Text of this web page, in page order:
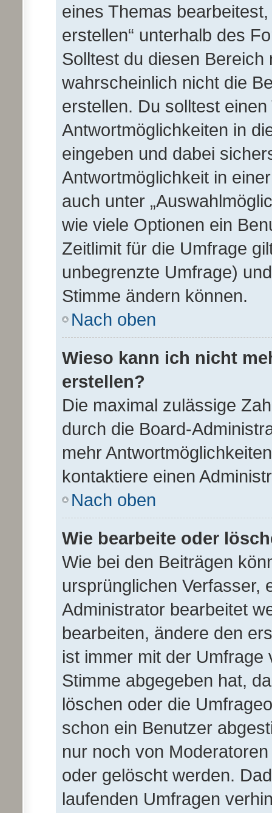
eines Themas
erstellen“ unterhalb des
Solltest du diesen
wahrscheinlich nicht die
erstellen. Du solltest
Antwortmöglichkeiten in
eingeben und dabei
Antwortmöglichkeit in
auch unter
wie viele Optionen ein
Zeitlimit für die Umfrage
unbegrenzte Umfrage)
Stimme ändern können.
Nach oben
Wieso kann ich nicht
erstellen?
Die maximal zulässige
durch die Board-
mehr
kontaktiere einen
Nach oben
Wie bearbeite oder
Wie bei den Beiträgen
ursprünglichen Verfasser,
Administrator bearbeitet
bearbeiten, ändere den
ist immer mit der
Stimme abgegeben hat,
löschen oder die
schon ein Benutzer
nur noch von
oder gelöscht werden.
laufenden Umfragen